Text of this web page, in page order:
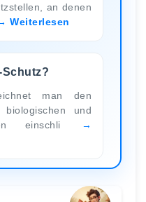
an denen
Weiterlesen
Schutz?
man den
und
einschli